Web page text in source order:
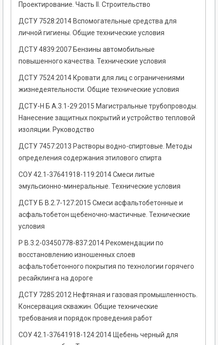
Проектирование. Часть II. Строительство
ДСТУ 7528:2014 Вспомогательные средства для
личной гигиены. Общие технические условия
ДСТУ 4839:2007 Бензины автомобильные
повышенного качества. Технические условия
ДСТУ 7524:2014 Кровати для лиц с ограничениями
жизнедеятельности. Общие технические условия
ДСТУ-Н Б А.3.1-29:2015 Магистральные трубопроводы.
Нанесение защитных покрытий и устройство тепловой
изоляции. Руководство
ДСТУ 7457:2013 Растворы водно-спиртовые. Методы
определения содержания этилового спирта
СОУ 42.1-37641918-119:2014 Смеси литые
эмульсионно-минеральные. Технические условия
ДСТУ Б В.2.7-127:2015 Смеси асфальтобетонные и
асфальтобетон щебеночно-мастичные. Технические
условия
Р В.3.2-03450778-837:2014 Рекомендации по
восстановлению изношенных слоев
асфальтобетонного покрытия по технологии горячего
ресайклинга на дороге
ДСТУ 7285:2012 Нефтяная и газовая промышленность.
Консервация скважин. Общие технические
требования и порядок проведения работ
СОУ 42.1-37641918-124:2014 Щебень черный для